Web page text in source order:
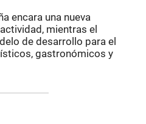
encara una nueva
mientras el
de desarrollo para el
gastronómicos y